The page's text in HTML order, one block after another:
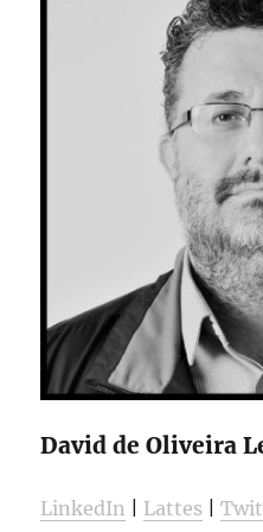
David de Oliveira
LinkedIn Lattes |